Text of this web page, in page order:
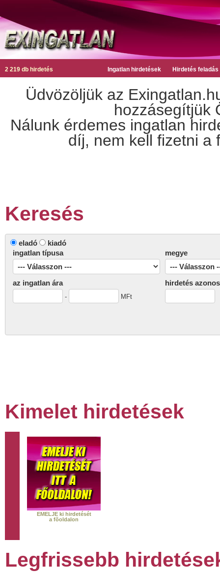
2 219 db hirdetés Ingatlan hirdetések Hirdetés feladás
Üdvözöljük az
hozzásegítjük
Nálunk érdemes ingatlan
díj, nem kell fizetni a
Keresés
eladó
kiadó
ingatlan típusa
megye
az ingatlan ára
- MFt
hirdetés
Kimelet hirdetések
EMELJE ki hirdetését
a fõoldalon
Legfrissebb